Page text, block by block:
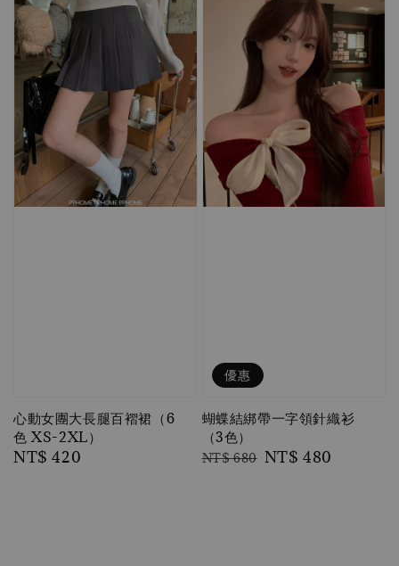
心動女團大長腿百褶裙（6
色 XS-2XL）
Regular
NT$ 420
優惠
蝴蝶結綁帶一字領針織衫
（3色）
Regular
NT$ 680 Sale
NT$ 480